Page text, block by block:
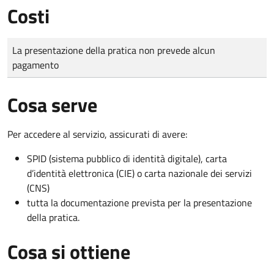
Costi
Tipo di pagamento
Importo
La presentazione della pratica non prevede alcun
pagamento
Cosa serve
Per accedere al servizio, assicurati di avere:
SPID (sistema pubblico di identità digitale), carta
d’identità elettronica (CIE) o carta nazionale dei servizi
(CNS)
tutta la documentazione prevista per la presentazione
della pratica.
Cosa si ottiene